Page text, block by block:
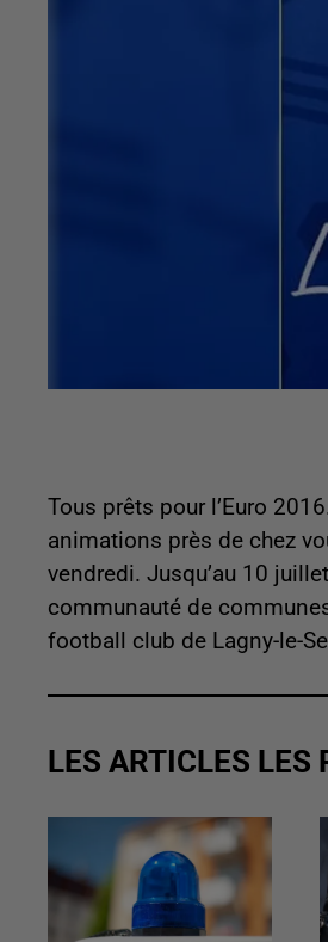
Tous prêts pour l’Euro
animations près de chez
vendredi. Jusqu’au 10
communauté de
football club de Lagny-le-
LES ARTICLES LES